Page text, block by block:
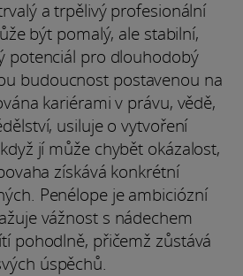
a trpělivý profesionální
být pomalý, ale stabilní,
potenciál pro dlouhodobý
budoucnost postavenou na
kariérami v právu, vědě,
usiluje o vytvoření
jí může chybět okázalost,
získává konkrétní
Penélope je ambiciózní
vážnost s nádechem
pohodlně, přičemž zůstává
úspěchů.